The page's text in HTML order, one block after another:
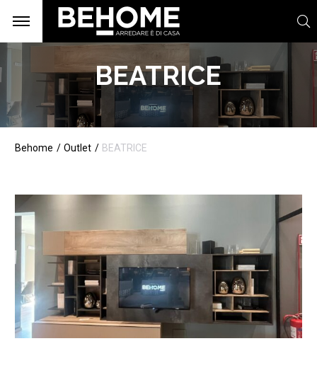
BEATRICE
Behome Outlet BEATRICE